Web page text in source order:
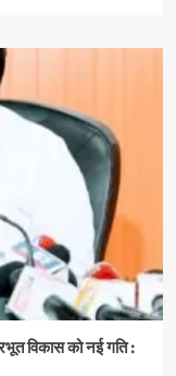
विकास को नई गति :